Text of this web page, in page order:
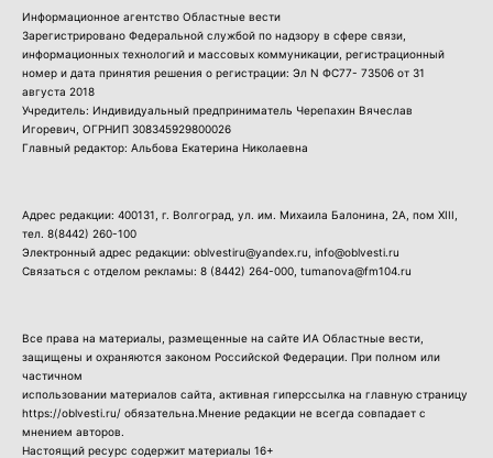
Информационное агентство Областные вести
Зарегистрировано Федеральной службой по надзору в сфере связи,
информационных технологий и массовых коммуникации, регистрационный
номер и дата принятия решения о регистрации: Эл N ФС77- 73506 от 31
августа 2018
Учредитель: Индивидуальный предприниматель Черепахин Вячеслав
Игоревич, ОГРНИП 308345929800026
Главный редактор: Альбова Екатерина Николаевна
Адрес редакции: 400131, г. Волгоград, ул. им. Михаила Балонина, 2А, пом XIII,
тел. 8(8442) 260-100
Электронный адрес редакции: oblvestiru@yandex.ru, info@oblvesti.ru
Связаться с отделом рекламы: 8 (8442) 264-000 , tumanova@fm104.ru
Все права на материалы, размещенные на сайте ИА Областные вести,
защищены и охраняются законом Российской Федерации. При полном или
частичном
использовании материалов сайта, активная гиперссылка на главную страницу
https://oblvesti.ru/ обязательна.Мнение редакции не всегда совпадает с
мнением авторов.
Настоящий ресурс содержит материалы 16+